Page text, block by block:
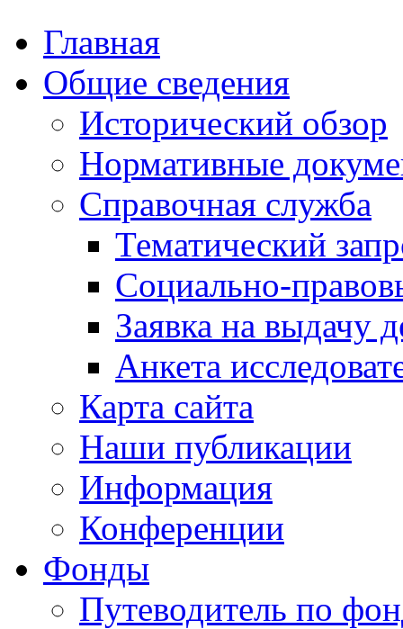
Главная
Общие сведения
Исторический обзор
Нормативные
Справочная служба
Тематический
Социально-
Заявка на выдачу
Анкета
Карта сайта
Наши публикации
Информация
Конференции
Фонды
Путеводитель по